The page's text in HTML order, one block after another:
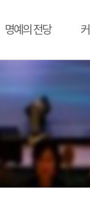
명예의 전당